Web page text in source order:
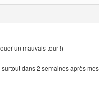
un mauvais tour !)
dans 2 semaines après